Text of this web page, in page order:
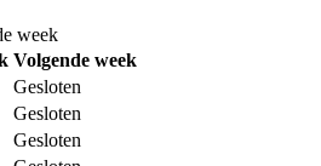
week
Volgende week
Gesloten
Gesloten
Gesloten